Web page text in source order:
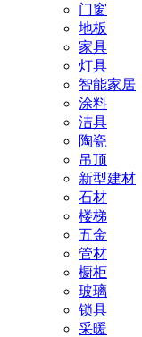
门窗
地板
家具
灯具
智能家居
涂料
洁具
陶瓷
吊顶
新型建材
石材
楼梯
五金
管材
橱柜
玻璃
锁具
采暖